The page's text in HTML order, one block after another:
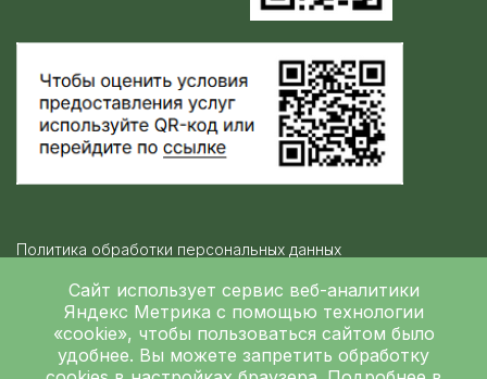
Сайт использует сервис веб-аналитики
Яндекс Метрика с помощью технологии
«cookie», чтобы пользоваться сайтом было
удобнее. Вы можете запретить обработку
Политика обработки персональных данных
Независимая оценка качества
ГБУЗ ЛОКБ © 2026